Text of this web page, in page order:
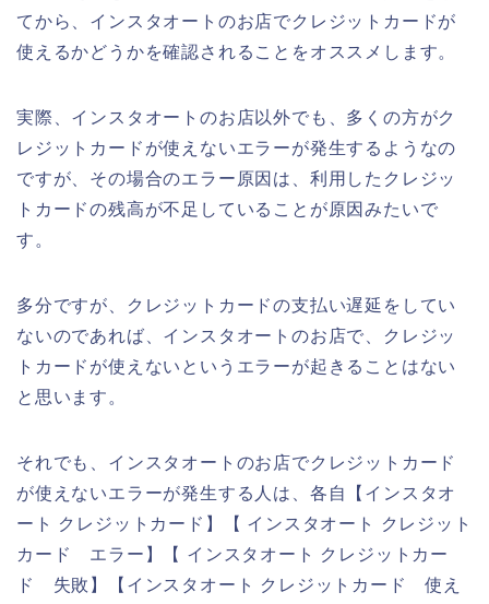
てから、インスタオートのお店でクレジットカードが
使えるかどうかを確認されることをオススメします。
実際、インスタオートのお店以外でも、多くの方がク
レジットカードが使えないエラーが発生するようなの
ですが、その場合のエラー原因は、利用したクレジッ
トカードの残高が不足していることが原因みたいで
す。
多分ですが、クレジットカードの支払い遅延をしてい
ないのであれば、インスタオートのお店で、クレジッ
トカードが使えないというエラーが起きることはない
と思います。
それでも、インスタオートのお店でクレジットカード
が使えないエラーが発生する人は、各自【インスタオ
ート クレジットカード】【 インスタオート クレジット
カード エラー】【 インスタオート クレジットカー
ド 失敗】【インスタオート クレジットカード 使え